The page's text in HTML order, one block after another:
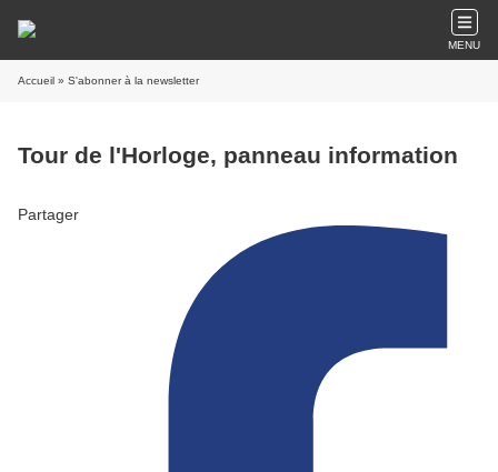
MENU
Accueil » S'abonner à la newsletter
Tour de l'Horloge, panneau information
Partager